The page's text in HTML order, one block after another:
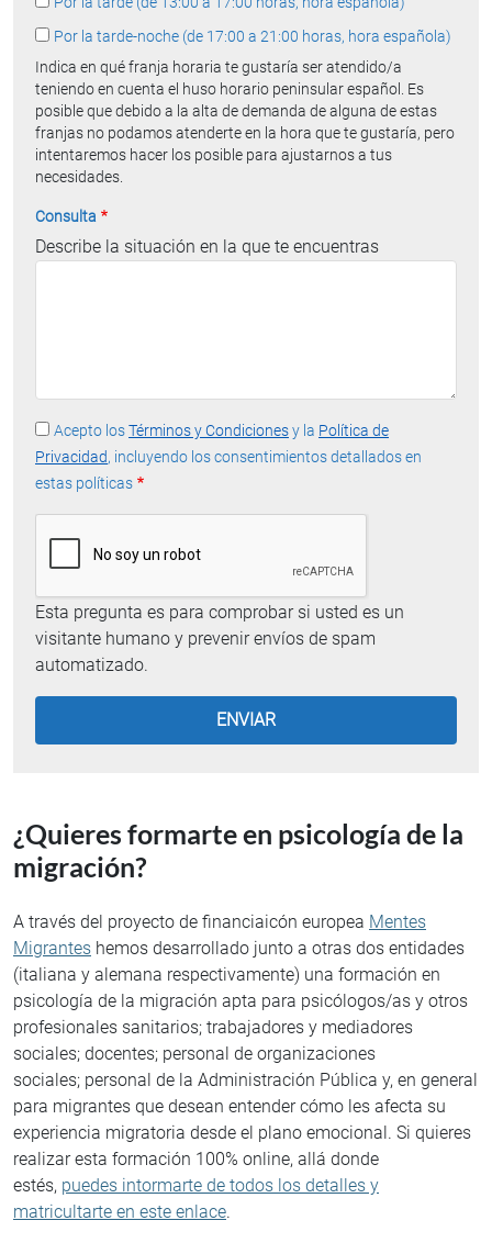
Por la tarde-noche (de 17:00 a 21:00 horas, hora española)
Indica en qué franja horaria te gustaría ser atendido/a
teniendo en cuenta el huso horario peninsular español. Es
posible que debido a la alta de demanda de alguna de estas
franjas no podamos atenderte en la hora que te gustaría, pero
intentaremos hacer los posible para ajustarnos a tus
necesidades.
Consulta
Describe la situación en la que te encuentras
Acepto losTérminos y Condicionesy la Política de
Privacidad, incluyendo los consentimientos detallados en
estas políticas
Esta pregunta es para comprobar si usted es un
visitante humano y prevenir envíos de spam
automatizado.
¿Quieres formarte en psicología de la
migración?
A través del proyecto de financiaicón europea Mentes
Migrantes hemos desarrollado junto a otras dos entidades
(italiana y alemana respectivamente) una formación en
psicología de la migración apta para psicólogos/as y otros
profesionales sanitarios; trabajadores y mediadores
sociales; docentes; personal de organizaciones
sociales; personal de la Administración Pública y, en general
para migrantes que desean entender cómo les afecta su
experiencia migratoria desde el plano emocional. Si quieres
realizar esta formación 100% online, allá donde
estés, puedes intormarte de todos los detalles y
matricultarte en este enlace.